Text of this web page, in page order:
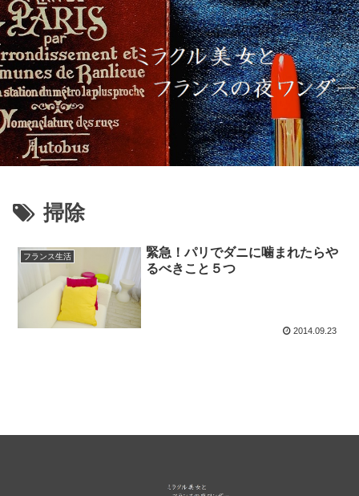
掃除
フランス生活
緊急！パリでダニに噛まれたらや
るべきこと５つ
2014.09.23